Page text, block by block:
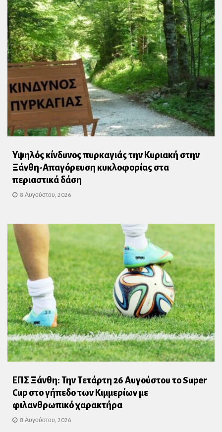
Υψηλός κίνδυνος πυρκαγιάς την Κυριακή στην
Ξάνθη-Απαγόρευση κυκλοφορίας στα
περιαστικά δάση
8 Αυγούστου, 2026
ΕΠΣ Ξάνθη: Την Τετάρτη 26 Αυγούστου το Super
Cup στο γήπεδο των Κιμμερίων με
φιλανθρωπικό χαρακτήρα
8 Αυγούστου, 2026